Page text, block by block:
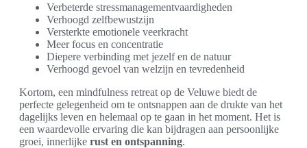
Verbeterde stressmanagementvaardigheden
Verhoogd zelfbewustzijn
Versterkte emotionele veerkracht
Meer focus en concentratie
Diepere verbinding met jezelf en de natuur
Verhoogd gevoel van welzijn en tevredenheid
Kortom, een mindfulness retreat op de Veluwe biedt de
perfecte gelegenheid om te ontsnappen aan de drukte van het
dagelijks leven en helemaal op te gaan in het moment. Het is
een waardevolle ervaring die kan bijdragen aan persoonlijke
groei, innerlijke rust en ontspanning.